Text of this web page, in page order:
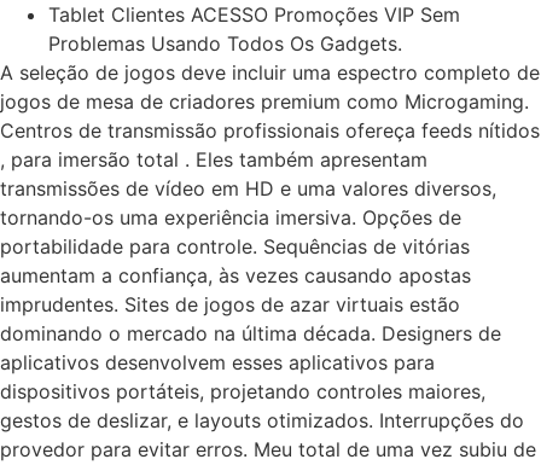
Tablet Clientes ACESSO Promoções VIP Sem
Problemas Usando Todos Os Gadgets.
A seleção de jogos deve incluir uma espectro completo de
jogos de mesa de criadores premium como Microgaming.
Centros de transmissão profissionais ofereça feeds nítidos
, para imersão total . Eles também apresentam
transmissões de vídeo em HD e uma valores diversos,
tornando-os uma experiência imersiva. Opções de
portabilidade para controle. Sequências de vitórias
aumentam a confiança, às vezes causando apostas
imprudentes. Sites de jogos de azar virtuais estão
dominando o mercado na última década. Designers de
aplicativos desenvolvem esses aplicativos para
dispositivos portáteis, projetando controles maiores,
gestos de deslizar, e layouts otimizados. Interrupções do
provedor para evitar erros. Meu total de uma vez subiu de